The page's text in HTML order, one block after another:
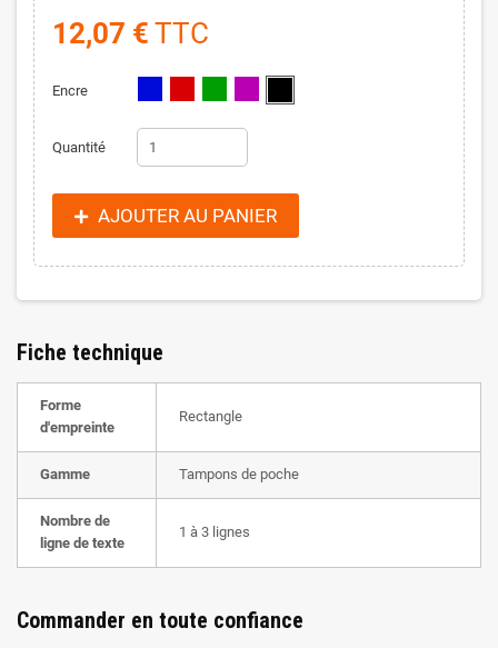
12,07 € TTC
Encre
Quantité
AJOUTER AU PANIER
Fiche technique
Forme
d'empreinte
Rectangle
Gamme Tampons de poche
Nombre de
ligne de texte
1 à 3 lignes
Commander en toute confiance